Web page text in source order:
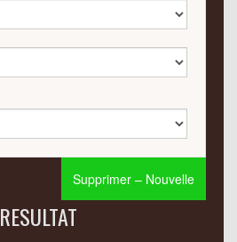
Supprimer – Nouvelle
RESULTAT